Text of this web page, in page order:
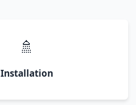
🚿
Installation